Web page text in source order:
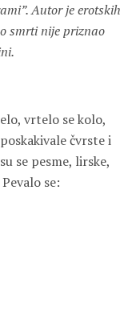
Autor je erotskih
smrti nije priznao
vrtelo se kolo,
čvrste i
se pesme, lirske,
se: